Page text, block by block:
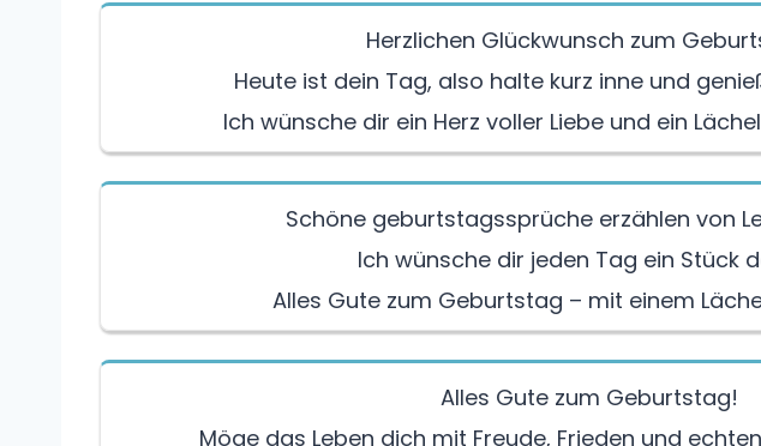
Herzlichen Glückwunsch zum
Heute ist dein Tag, also halte kurz inne und
Ich wünsche dir ein Herz voller Liebe und ein
Schöne geburtstagssprüche erzählen von
Ich wünsche dir jeden Tag ein Stück
Alles Gute zum Geburtstag – mit einem
Alles Gute zum Geburtstag!
Möge das Leben dich mit Freude, Frieden und